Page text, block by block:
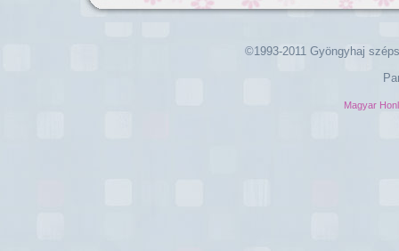
©1993-2011 Gyöngyhaj
Magyar